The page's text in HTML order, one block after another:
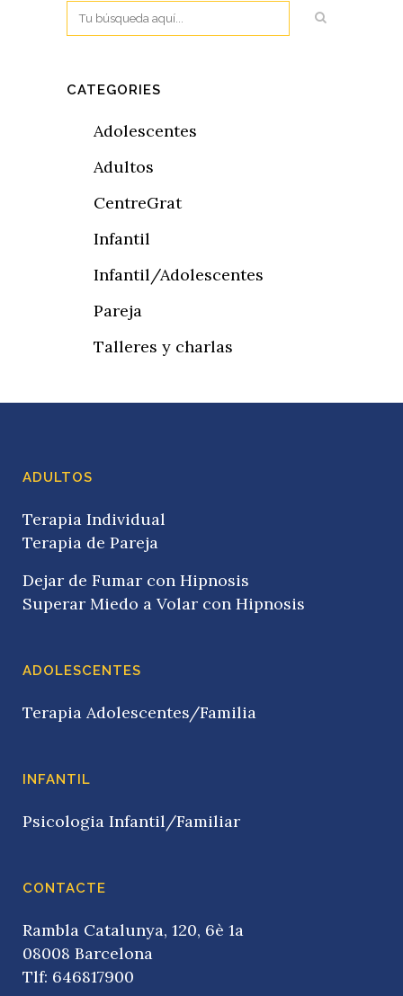
CATEGORIES
Adolescentes
Adultos
CentreGrat
Infantil
Infantil/Adolescentes
Pareja
Talleres y charlas
ADULTOS
Terapia Individual
Terapia de Pareja
Dejar de Fumar con Hipnosis
Superar Miedo a Volar con Hipnosis
ADOLESCENTES
Terapia Adolescentes/Familia
INFANTIL
Psicologia Infantil/Familiar
CONTACTE
Rambla Catalunya, 120, 6è 1a
08008 Barcelona
Tlf: 646817900